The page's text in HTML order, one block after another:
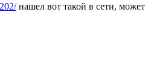
нашел вот такой в сети,